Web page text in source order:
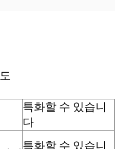
특화할 수 있습니
다
특화할 수 있습니